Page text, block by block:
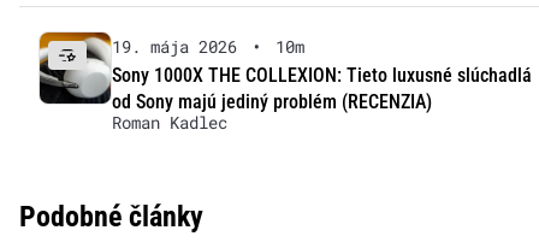
19. mája 2026 •
10m
Sony 1000X THE COLLEXION: Tieto luxusné slúchadlá
od Sony majú jediný problém (RECENZIA)
Roman Kadlec
Podobné články